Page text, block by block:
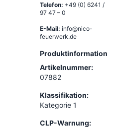
Telefon: +49 (0) 6241 /
97 47 – 0
E-Mail: info@nico-
feuerwerk.de
Produktinformation
Artikelnummer:
07882
Klassifikation:
Kategorie 1
CLP-Warnung: